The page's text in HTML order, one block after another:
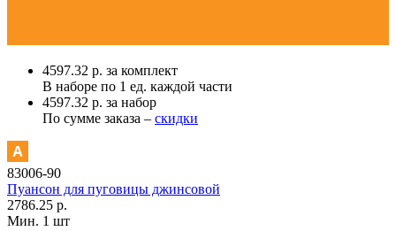
4597.32 р. за комплект
В наборе по 1 ед. каждой части
4597.32 р. за набор
По сумме заказа – скидки
83006-90
Пуансон для пуговицы джинсовой
2786.25 р.
Мин. 1 шт